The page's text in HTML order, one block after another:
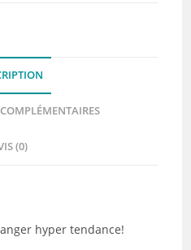
(0)
hyper tendance!